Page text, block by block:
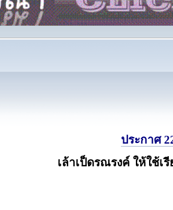
ประกาศ
เล้าเป็ดรณรงค์ ให้ใช้เ